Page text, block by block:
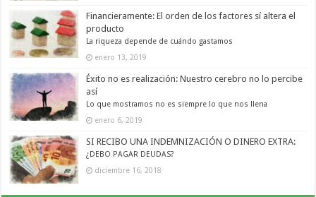
Financieramente: El orden de los factores sí altera el
producto
La riqueza depende de cuándo gastamos
enero 13, 2019
Éxito no es realización: Nuestro cerebro no lo percibe
así
Lo que mostramos no es siempre lo que nos llena
enero 6, 2019
SI RECIBO UNA INDEMNIZACIÓN O DINERO EXTRA:
¿DEBO PAGAR DEUDAS?
diciembre 16, 2018